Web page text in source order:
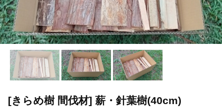
[きらめ樹 間伐材] 薪・針葉樹(40cm)